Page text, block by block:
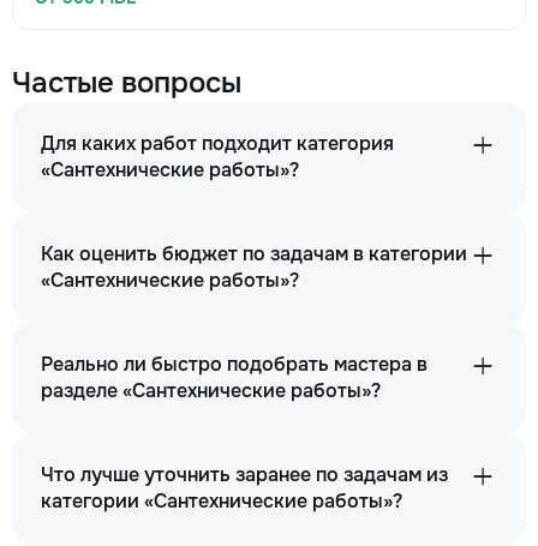
Частые вопросы
Для каких работ подходит категория
«Сантехнические работы»?
Как оценить бюджет по задачам в категории
«Сантехнические работы»?
Реально ли быстро подобрать мастера в
разделе «Сантехнические работы»?
Что лучше уточнить заранее по задачам из
категории «Сантехнические работы»?